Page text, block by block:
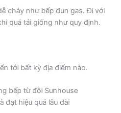
cháy như bếp đun gas. Đi với
quá tải giống như quy định.
tới bất kỳ địa điểm nào.
bếp từ đôi Sunhouse
đạt hiệu quả lâu dài